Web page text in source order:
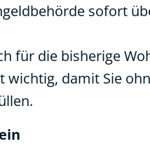
sofort
für die bisherige
wichtig, damit Sie